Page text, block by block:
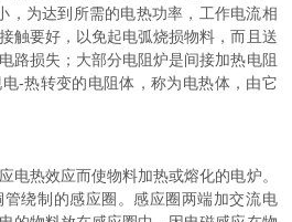
，为达到所需的电热功率，工作电流相
触要好，以免起电弧烧损物料，而且送
路损失；大部分电阻炉是间接加热电阻
-热转变的电阻体，称为电热体，由它
电热效应而使物料加热或熔化的电炉。
绕制的感应圈。感应圈两端加交流电